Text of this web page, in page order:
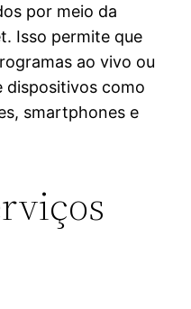
por meio da
Isso permite que
ao vivo ou
dispositivos como
smartphones e